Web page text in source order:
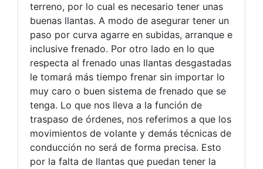
terreno, por lo cual es necesario tener unas
buenas llantas. A modo de asegurar tener un
paso por curva agarre en subidas, arranque e
inclusive frenado. Por otro lado en lo que
respecta al frenado unas llantas desgastadas
le tomará más tiempo frenar sin importar lo
muy caro o buen sistema de frenado que se
tenga. Lo que nos lleva a la función de
traspaso de órdenes, nos referimos a que los
movimientos de volante y demás técnicas de
conducción no será de forma precisa. Esto
por la falta de llantas que puedan tener la